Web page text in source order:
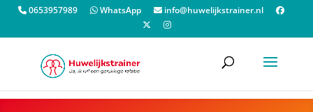
0653957989 WhatsApp info@huwelijkstrainer.nl